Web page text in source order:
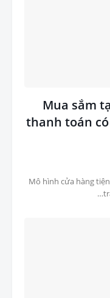
Mua sắm
thanh toán
Mô hình cửa hàng